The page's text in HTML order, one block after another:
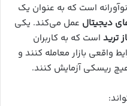
است که به عنوان یک
دیجیتال عمل می‌کند. یکی
ترید است که به کاربران
واقعی بازار معامله کنند و
ریسکی آزمایش کنند.